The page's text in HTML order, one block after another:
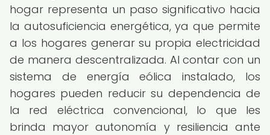
hogar representa un paso significativo hacia
la autosuficiencia energética, ya que permite
a los hogares generar su propia electricidad
de manera descentralizada. Al contar con un
sistema de energía eólica instalado, los
hogares pueden reducir su dependencia de
la red eléctrica convencional, lo que les
brinda mayor autonomía y resiliencia ante